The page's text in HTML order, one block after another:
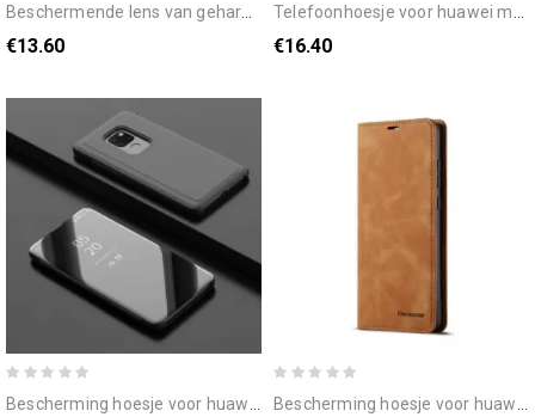
beschermende lens van gehard glas voor huawei mate 20 hat prince
€13.60
telefoonhoesje voor huawei mate 20 draaiende ring
€16.40
bescherming hoesje voor huawei mate 20 spiegel en kunstleer bescherming hoesje voor huawei mate 20 folio-hoesje lederen effect forwenw